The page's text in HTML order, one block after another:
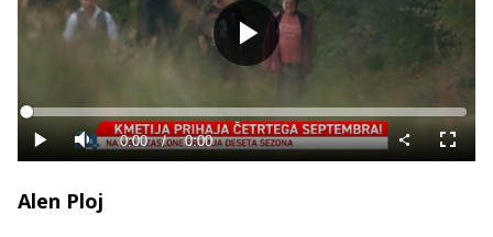
Predvajaj
Predvajaj
Tiho Current
0:00 / Duration
0:00
Loaded:
0%
način
Alen Ploj